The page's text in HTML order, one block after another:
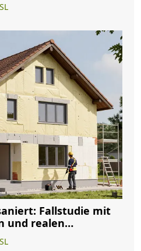
Fallstudie mit
und realen